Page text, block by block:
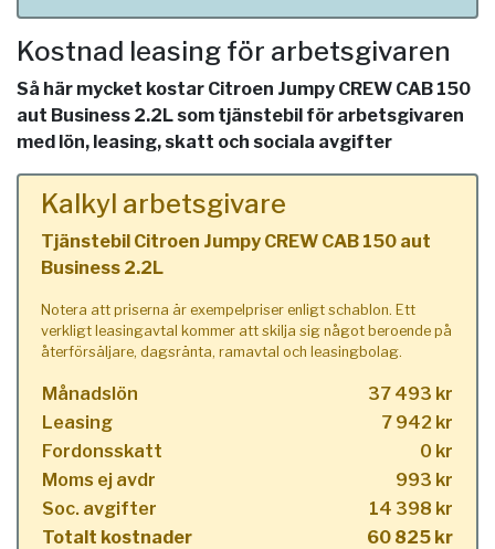
Kostnad leasing för arbetsgivaren
Så här mycket kostar Citroen Jumpy CREW CAB 150
aut Business 2.2L som tjänstebil för arbetsgivaren
med lön, leasing, skatt och sociala avgifter
Kalkyl arbetsgivare
Tjänstebil Citroen Jumpy CREW CAB 150 aut
Business 2.2L
Notera att priserna är exempelpriser enligt schablon. Ett
verkligt leasingavtal kommer att skilja sig något beroende på
återförsäljare, dagsränta, ramavtal och leasingbolag.
Månadslön
37 493 kr
Leasing
7 942 kr
Fordonsskatt
0 kr
Moms ej avdr
993 kr
Soc. avgifter
14 398 kr
Totalt kostnader
60 825 kr